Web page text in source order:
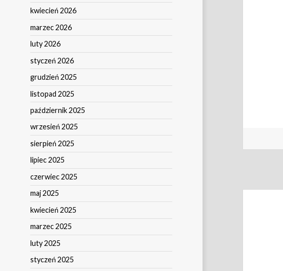
kwiecień 2026
marzec 2026
luty 2026
styczeń 2026
grudzień 2025
listopad 2025
październik 2025
wrzesień 2025
sierpień 2025
lipiec 2025
czerwiec 2025
maj 2025
kwiecień 2025
marzec 2025
luty 2025
styczeń 2025